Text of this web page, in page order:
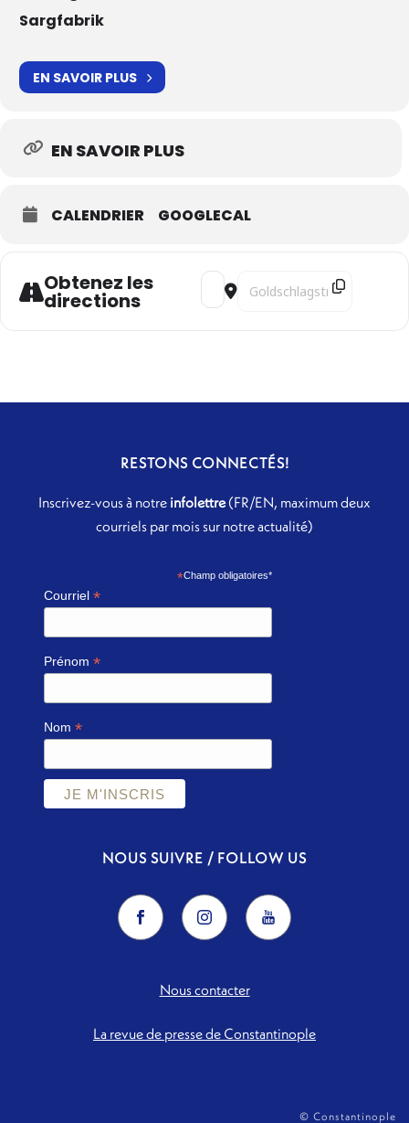
Sargfabrik
EN SAVOIR PLUS
EN SAVOIR PLUS
CALENDRIER GOOGLECAL
Obtenez les
directions
Address - Traversées [nXpJo7fn4]
Destination Address -
RESTONS CONNECTÉS!
Inscrivez-vous à notre infolettre(FR/EN, maximum deux
courriels par mois sur notre actualité)
*Champ obligatoires*
Courriel*
Prénom*
Nom*
NOUS SUIVRE / FOLLOW US
Nous contacter
La revue de presse de Constantinople
© Constantinople